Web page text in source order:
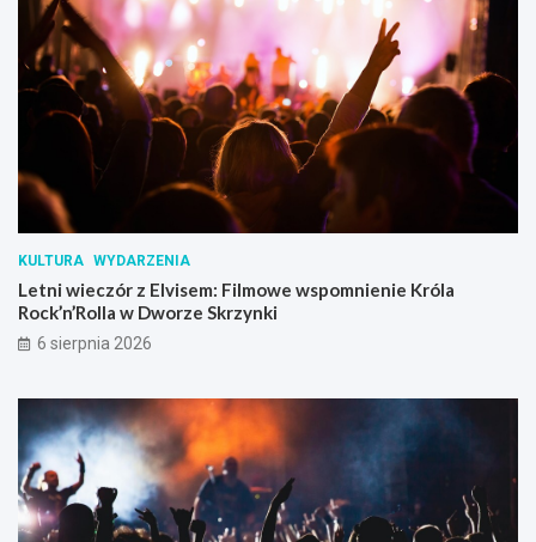
KULTURA WYDARZENIA
Letni wieczór z Elvisem: Filmowe wspomnienie Króla
Rock’n’Rolla w Dworze Skrzynki
6 sierpnia 2026